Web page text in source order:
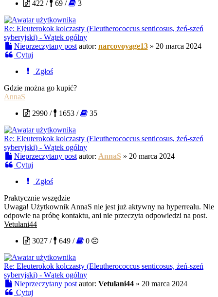
422 / 69 / 3
Re: Eleuterokok kolczasty (Eleutherococcus senticosus, żeń-szeń
syberyjski) - Wątek ogólny
Nieprzeczytany post autor: narcovoyage13» 20 marca 2024
Cytuj
Zgłoś
Gdzie można go kupić?
AnnaS
2990 /
1653 / 35
Re: Eleuterokok kolczasty (Eleutherococcus senticosus, żeń-szeń
syberyjski) - Wątek ogólny
Nieprzeczytany post autor: AnnaS » 20 marca 2024
Cytuj
Zgłoś
Praktycznie wszędzie
Uwaga! Użytkownik AnnaS nie jest już aktywny na hyperrealu. Nie
odpowie na próbę kontaktu, ani nie przeczyta odpowiedzi na post.
Vetulani44
3027 /
649 / 0
Re: Eleuterokok kolczasty (Eleutherococcus senticosus, żeń-szeń
syberyjski) - Wątek ogólny
Nieprzeczytany post autor: Vetulani44» 20 marca 2024
Cytuj